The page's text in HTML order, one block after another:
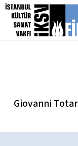
icerigi atla
Giovanni